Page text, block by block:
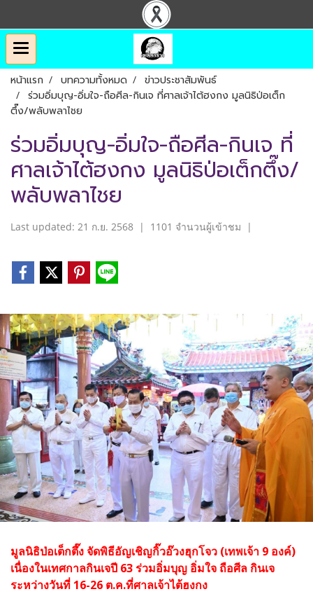
หน้าแรก บทความทั้งหมด
ข่าวประชาสัมพันธ์
ร่วมอิ่มบุญ-อิ่มใจ-ถือศีล-กินเจ ที่ศาลเจ้าไต้ฮงกง มูลนิธิป่อเต็ก
ตึ๊ง/พลับพลาไชย
ร่วมอิ่มบุญ-อิ่มใจ-ถือศีล-กินเจ ที่
ศาลเจ้าไต้ฮงกง มูลนิธิป่อเต็กตึ๊ง/
พลับพลาไชย
Last updated: 21 ก.ย. 2568 | 1101 จำนวนผู้เข้าชม |
มูลนิธิป่อเต็กตึ๊ง จัดพิธีอัญเชิญกิ๊วอ๊วงฮุกโจว (เทพเจ้า 9 องค์)
เนื่องในเทศกาลกินเจปี 63ร่วมอิ่มบุญ อิ่มใจ ถือศีล กินเจ
ระหว่างวันที่ 16-26 ต.ค.ที่ศาลเจ้าไต้ฮงกง